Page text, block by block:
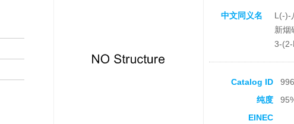
中文同义名
L(-)-
新烟
3-(2-
Catalog ID
纯度
EINEC